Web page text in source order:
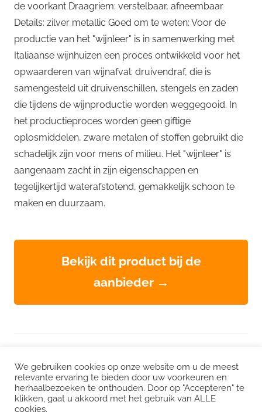
de voorkant Draagriem: verstelbaar, afneembaar
Details: zilver metallic Goed om te weten: Voor de
productie van het "wijnleer" is in samenwerking met
Italiaanse wijnhuizen een proces ontwikkeld voor het
opwaarderen van wijnafval: druivendraf, die is
samengesteld uit druivenschillen, stengels en zaden
die tijdens de wijnproductie worden weggegooid. In
het productieproces worden geen giftige
oplosmiddelen, zware metalen of stoffen gebruikt die
schadelijk zijn voor mens of milieu. Het "wijnleer" is
aangenaam zacht in zijn eigenschappen en
tegelijkertijd waterafstotend, gemakkelijk schoon te
maken en duurzaam.
Bekijk dit product bij de
aanbieder →
Instagram|Facebook| LinkedIn |Twitter
We gebruiken cookies op onze website om u de meest
relevante ervaring te bieden door uw voorkeuren en
herhaalbezoeken te onthouden. Door op "Accepteren" te
klikken, gaat u akkoord met het gebruik van ALLE
cookies.